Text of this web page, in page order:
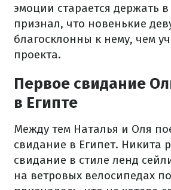
эмоции старается держать в
признал, что новенькие
благосклонны к нему, чем
проекта.
Первое свидание
в Египте
Между тем Наталья и Оля
свидание в Египет. Никита
свидание в стиле ленд
на ветровых велосипедах